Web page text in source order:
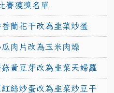
賽獲獎名單
蘭花干改為韭菜炒蛋
肉片改為玉米肉燥
黃豆芽改為韭菜天婦羅
絲炒蛋改為韭菜炒豆干